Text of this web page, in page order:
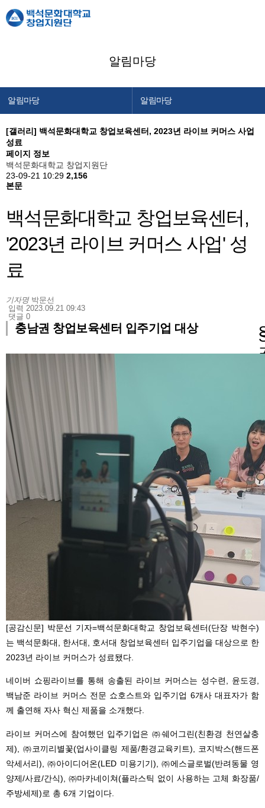
알림마당
알림마당
창업교육센터
창업보육센터
백석메이커스
알림마당
이용안내
알림마당
[갤러리] 백석문화대학교 창업보육센터, 2023년 라이브 커머스 사업
성료
페이지 정보
백석문화대학교 창업지원단
23-09-21 10:29 2,156
본문
백석문화대학교 창업보육센터,
'2023년 라이브 커머스 사업' 성
료
기자명박문선
입력 2023.09.21 09:43
댓글 0
충남권 창업보육센터 입주기업 대상
[공감신문] 박문선 기자=백석문화대학교 창업보육센터(단장 박현수)
는 백석문화대, 한서대, 호서대 창업보육센터 입주기업을 대상으로 한
2023년 라이브 커머스가 성료됐다.
네이버 쇼핑라이브를 통해 송출된 라이브 커머스는 성수련, 윤도경,
백남준 라이브 커머스 전문 쇼호스트와 입주기업 6개사 대표자가 함
께 출연해 자사 혁신 제품을 소개했다.
라이브 커머스에 참여했던 입주기업은 ㈜쉐어그린(친환경 천연살충
제), ㈜코끼리별꽃(업사이클링 제품/환경교육키트), 코지박스(핸드폰
악세서리), ㈜아이디어온(LED 미용기기), ㈜에스글로벌(반려동물 영
양제/사료/간식), ㈜마카네이쳐(플라스틱 없이 사용하는 고체 화장품/
주방세제)로 총 6개 기업이다.